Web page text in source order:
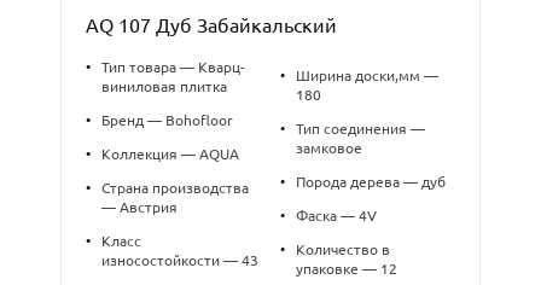
AQ 107 Дуб Забайкальский
•
Тип товара — Кварц-
виниловая плитка
• Бренд — Bohofloor
• Коллекция — AQUA
•
Страна производства
— Австрия
•
Класс
износостойкости — 43
•
Ширина доски,мм —
180
•
Тип соединения —
замковое
• Порода дерева — дуб
• Фаска — 4V
•
Количество в
упаковке — 12